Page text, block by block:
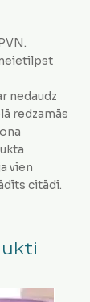
nedaudz
redzamās
vien
citādi.